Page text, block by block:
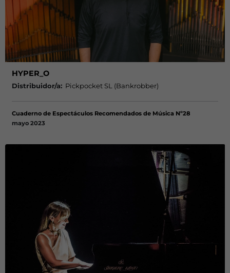
HYPER_O
Distribuidor/a: Pickpocket SL (Bankrobber)
Cuaderno de Espectáculos Recomendados de Música Nº28
mayo 2023